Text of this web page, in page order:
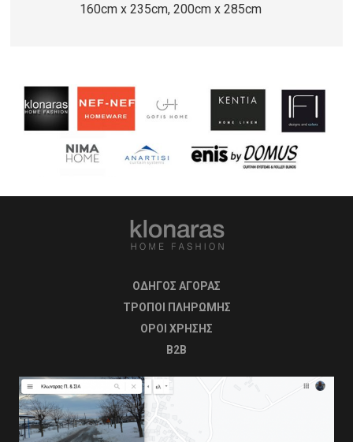
160cm x 235cm, 200cm x 285cm
ΟΔΗΓΟΣ ΑΓΟΡΑΣ
ΤΡΟΠΟΙ ΠΛΗΡΩΜΗΣ
OΡΟΙ ΧΡΗΣΗΣ
B2B